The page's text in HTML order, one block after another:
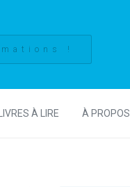
!
LIVRES À LIRE À PROPOS